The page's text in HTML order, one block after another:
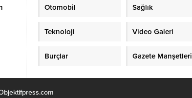
Otomobil Sağlık
Teknoloji Video Galeri
Burçlar Gazete Manşetleri